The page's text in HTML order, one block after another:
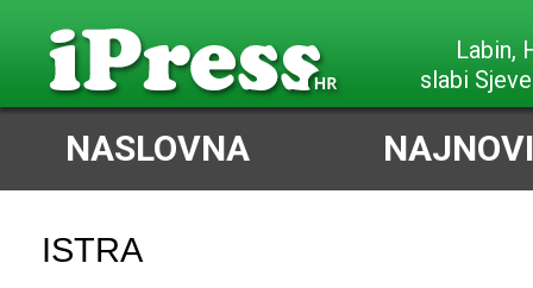
slabi
NASLOVNA
ISTRA